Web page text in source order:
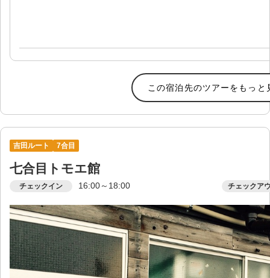
この宿泊先のツアーをもっと
吉田ルート 7合目
七合目トモエ館
チェックイン 16:00～18:00 チェックア